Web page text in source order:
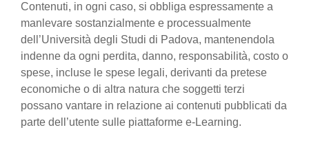
Contenuti, in ogni caso, si obbliga espressamente a
manlevare sostanzialmente e processualmente
dell’Università degli Studi di Padova, mantenendola
indenne da ogni perdita, danno, responsabilità, costo o
spese, incluse le spese legali, derivanti da pretese
economiche o di altra natura che soggetti terzi
possano vantare in relazione ai contenuti pubblicati da
parte dell’utente sulle piattaforme e-Learning.